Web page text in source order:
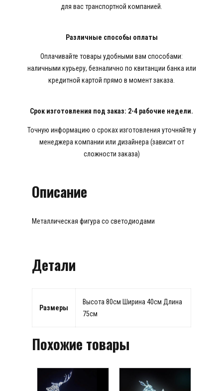
для вас транспортной компанией.
Различные способы оплаты
Оплачивайте товары удобными вам способами:
наличными курьеру, безналично по квитанции банка или
кредитной картой прямо в момент заказа.
Срок изготовления под заказ: 2-4 рабочие недели.
Точную информацию о сроках изготовления уточняйте у
менеджера компании или дизайнера (зависит от
сложности заказа)
Описание
Металлическая фигура со светодиодами
Детали
Размеры
Высота 80см Ширина 40см Длина
75см
Похожие товары